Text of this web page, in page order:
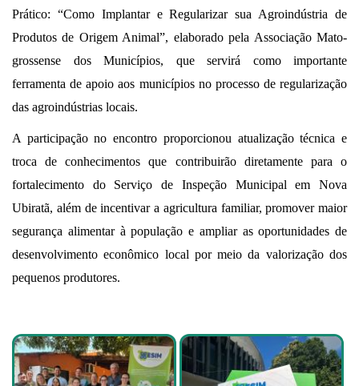
Prático: “Como Implantar e Regularizar sua Agroindústria de
Produtos de Origem Animal”, elaborado pela Associação Mato-
grossense dos Municípios, que servirá como importante
ferramenta de apoio aos municípios no processo de regularização
das agroindústrias locais.
A participação no encontro proporcionou atualização técnica e
troca de conhecimentos que contribuirão diretamente para o
fortalecimento do Serviço de Inspeção Municipal em Nova
Ubiratã, além de incentivar a agricultura familiar, promover maior
segurança alimentar à população e ampliar as oportunidades de
desenvolvimento econômico local por meio da valorização dos
pequenos produtores.